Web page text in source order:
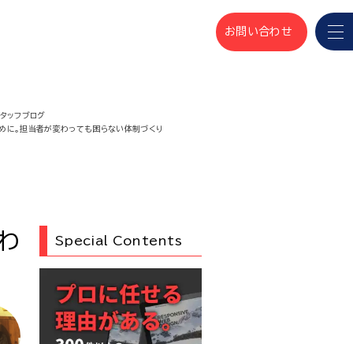
お問い合わせ
ッフブログ
。担当者が変わっても困らない体制づくり
Special Contents